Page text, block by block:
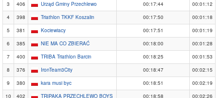
3
406 Urząd Gminy Przechlewo 00:17:44
00:01:12
4
398 Triathlon TKKF Koszalin 00:17:50
00:01:18
5
381 Kociewiacy 00:17:51
00:01:19
6
385 NIE MA CO ZBIERAĆ 00:18:00
00:01:28
7
400 TRIBA Triathlon Barcin 00:18:25
00:01:53
8
376 IronTeam3City 00:18:47
00:02:15
9
380 kara musi byc 00:18:51
00:02:19
10
402 TRIPAKA PRZECHLEWO BOYS 00:18:58
00:02:26